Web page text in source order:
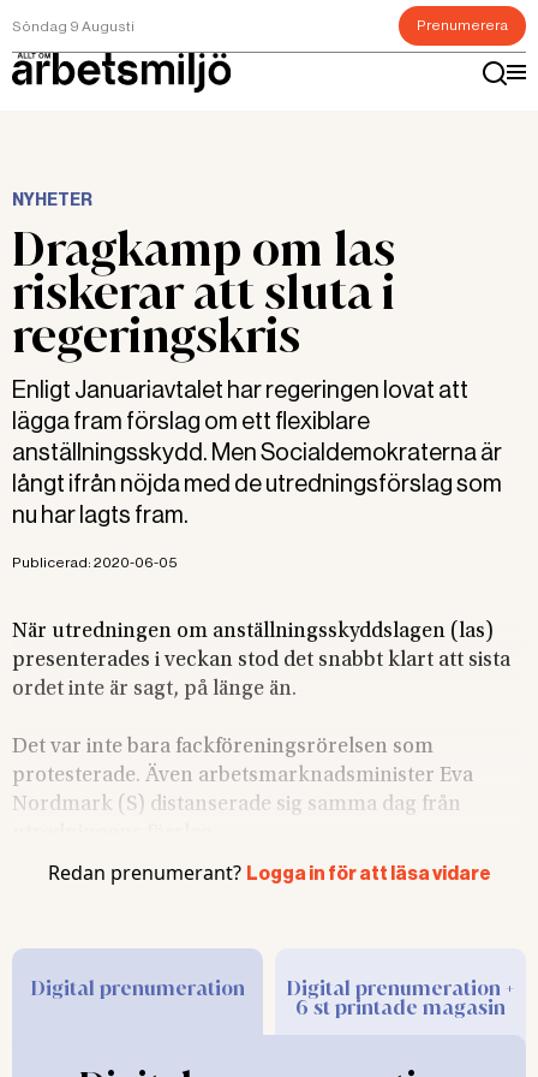
Söndag 9 Augusti Prenumerera
NYHETER
Dragkamp om las
riskerar att sluta i
regeringskris
Enligt Januariavtalet har regeringen lovat att
lägga fram förslag om ett flexiblare
anställningsskydd. Men Socialdemokraterna är
långt ifrån nöjda med de utredningsförslag som
nu har lagts fram.
Publicerad: 2020-06-05
När utredningen om anställningsskyddslagen (las)
presenterades i veckan stod det snabbt klart att sista
ordet inte är sagt, på länge än.
Det var inte bara fackföreningsrörelsen som
protesterade. Även arbetsmarknadsminister Eva
Nordmark (S) distanserade sig samma dag från
Hon ansåg att de
Nordmark, uppfyllde utredningen inte direktiven,
som efterlyste förslag som bevarade balans mellan
Utredaren föreslog bl a:
Redan prenumerant? Logga in för att läsa vidare
Digital prenumeration Digital prenumeration +
6 st printade magasin